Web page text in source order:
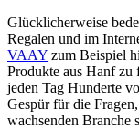
Glücklicherweise
Regalen und im
VAAY zum Beispiel
Produkte aus Hanf zu
jeden Tag Hunderte
Gespür für die
wachsenden Branche